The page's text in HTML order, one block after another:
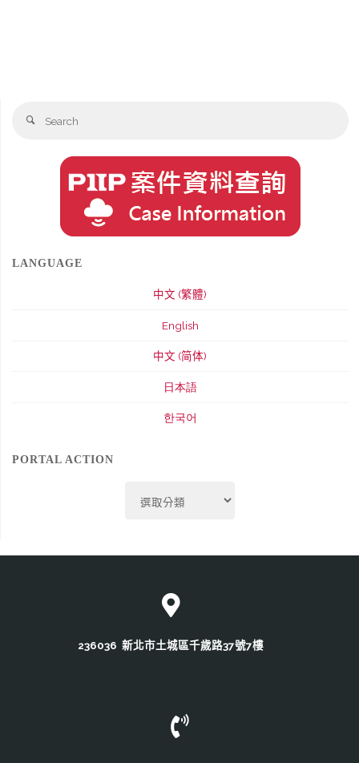
Search
LANGUAGE
中文 (繁體)
English
中文 (简体)
日本語
한국어
PORTAL ACTION
Action
236036 新北市土城區千歲路37號7樓